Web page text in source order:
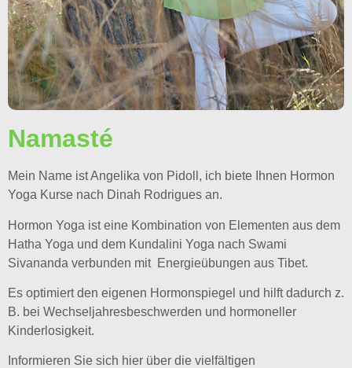
Namasté
Mein Name ist Angelika von Pidoll, ich biete Ihnen Hormon
Yoga Kurse nach Dinah Rodrigues an.
Hormon Yoga ist eine Kombination von Elementen aus dem
Hatha Yoga und dem Kundalini Yoga nach Swami
Sivananda verbunden mit Energieübungen aus Tibet.
Es optimiert den eigenen Hormonspiegel und hilft dadurch z.
B. bei Wechseljahresbeschwerden und hormoneller
Kinderlosigkeit.
Informieren Sie sich hier über die vielfältigen